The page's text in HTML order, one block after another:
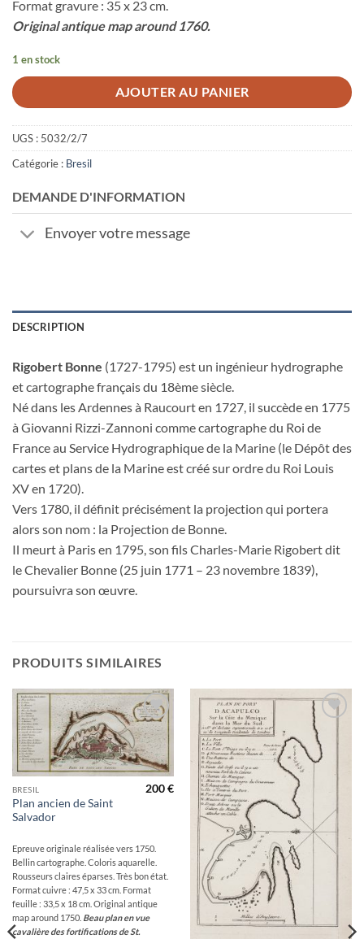
Format gravure : 35 x 23 cm.
Original antique map around 1760.
1 en stock
AJOUTER AU PANIER
UGS : 5032/2/7
Catégorie : Bresil
DEMANDE D'INFORMATION
Envoyer votre message
DESCRIPTION
Rigobert Bonne (1727-1795) est un ingénieur hydrographe
et cartographe français du 18ème siècle.
Né dans les Ardennes à Raucourt en 1727, il succède en 1775
à Giovanni Rizzi-Zannoni comme cartographe du Roi de
France au Service Hydrographique de la Marine (le Dépôt des
cartes et plans de la Marine est créé sur ordre du Roi Louis
XV en 1720).
Vers 1780, il définit précisément la projection qui portera
alors son nom : la Projection de Bonne.
Il meurt à Paris en 1795, son fils Charles-Marie Rigobert dit
le Chevalier Bonne (25 juin 1771 – 23 novembre 1839),
poursuivra son œuvre.
PRODUITS SIMILAIRES
Ajouter
à la
wishlist
BRESIL
Plan ancien de Saint
Salvador
200€
Epreuve originale réalisée vers 1750.
Bellin cartographe. Coloris aquarelle.
Rousseurs claires éparses. Très bon état.
Format cuivre : 47,5 x 33 cm. Format
feuille : 33,5 x 18 cm. Original antique
map around 1750. Beau plan en vue
cavalière des fortifications de St.
Ajouter
wishlist